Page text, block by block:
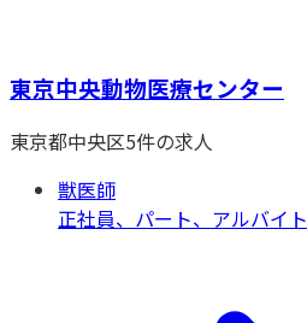
東京中央動物医療センター
東京都中央区5件の求人
獣医師
正社員、パート、アルバイト